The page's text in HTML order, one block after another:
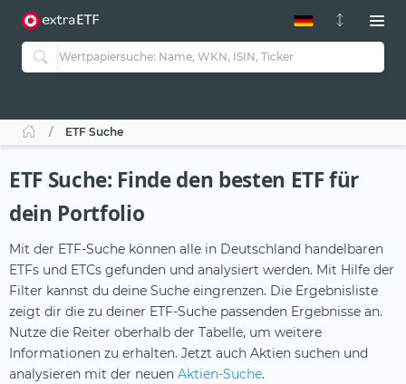
ETF-Guide 2.0
Guide Aktive ETFs
ETF-Sparpläne
ETF Suche
ETF Suche: Finde den besten ETF für
dein Portfolio
Mit der ETF-Suche können alle in Deutschland handelbaren
ETFs und ETCs gefunden und analysiert werden. Mit Hilfe der
Filter kannst du deine Suche eingrenzen. Die Ergebnisliste
zeigt dir die zu deiner ETF-Suche passenden Ergebnisse an.
Nutze die Reiter oberhalb der Tabelle, um weitere
Informationen zu erhalten. Jetzt auch Aktien suchen und
analysieren mit der neuen Aktien-Suche.